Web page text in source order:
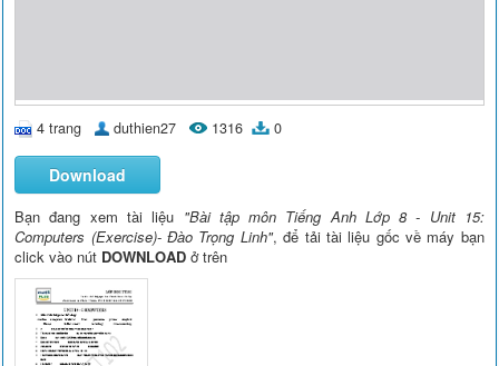
4 trang duthien27 1316 0
Download
Bạn đang xem tài liệu "Bài tập môn Tiếng Anh Lớp 8 - Unit 15:
Computers (Exercise)- Đào Trọng Linh", để tải tài liệu gốc về máy bạn
click vào nút DOWNLOAD ở trên